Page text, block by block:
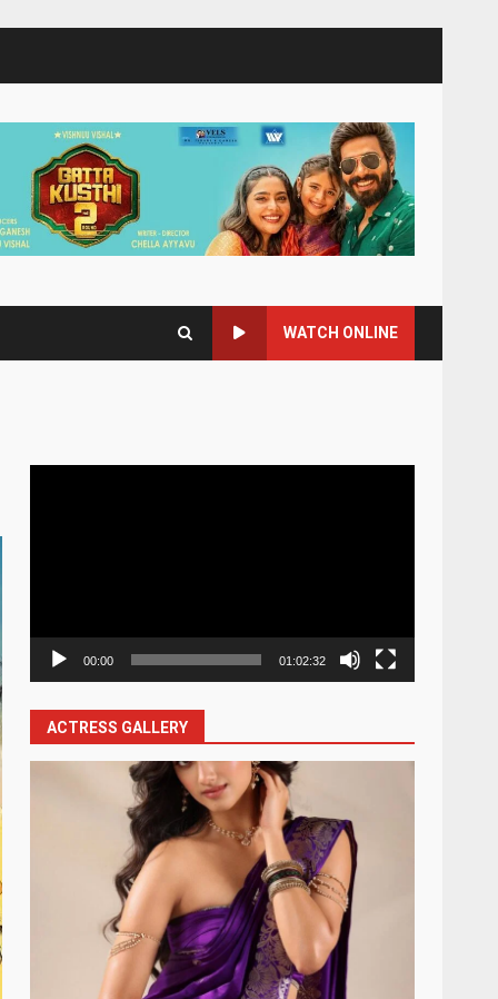
WATCH ONLINE
00:00 01:02:32
ACTRESS GALLERY